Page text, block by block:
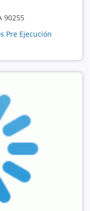
90255
Pre Ejecución